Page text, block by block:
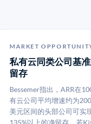
MARKET
私有云同类公司基
留存
Bessemer指出，ARR在
有云公司平均增速约为
美元区间的头部公司可实
135%以上的净留存。若